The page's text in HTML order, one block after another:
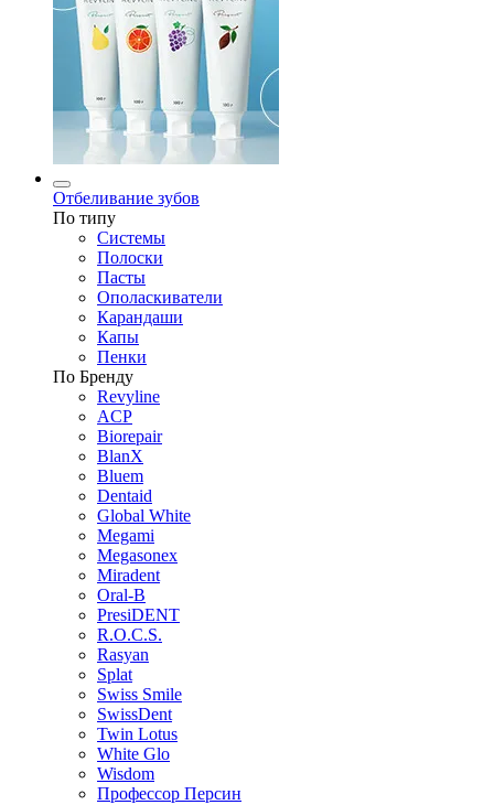
Отбеливание зубов
По типу
Системы
Полоски
Пасты
Ополаскиватели
Карандаши
Капы
Пенки
По Бренду
Revyline
ACP
Biorepair
BlanX
Bluem
Dentaid
Global White
Megami
Megasonex
Miradent
Oral-B
PresiDENT
R.O.C.S.
Rasyan
Splat
Swiss Smile
SwissDent
Twin Lotus
White Glo
Wisdom
Профессор Персин